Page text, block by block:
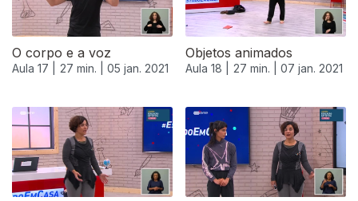
O corpo e a voz
Aula 17 | 27 min. | 05 jan. 2021
Objetos animados
Aula 18 | 27 min. | 07 jan. 2021